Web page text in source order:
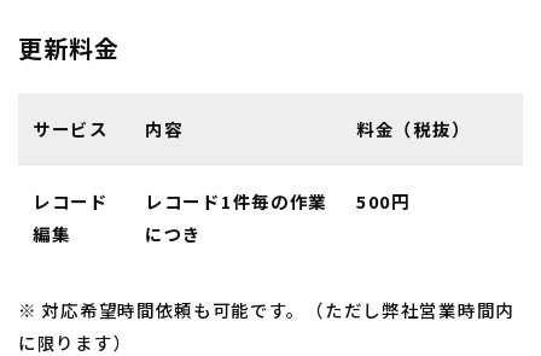
更新料金
サービス 内容 料金（税抜）
レコード
編集
レコード1件毎の作業
につき
500円
※ 対応希望時間依頼も可能です。（ただし弊社営業時間内
に限ります）